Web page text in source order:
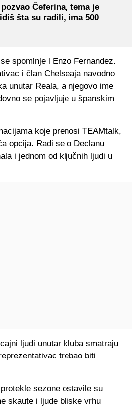
Čeferina, tema je
šta su radili, ima 500
spominje i Enzo Fernandez.
i član Chelseaja navodno
unutar Reala, a njegovo ime
se pojavljuje u španskim
koje prenosi TEAMtalk,
opcija. Radi se o Declanu
i jednom od ključnih ljudi u
ljudi unutar kluba smatraju
trebao biti
sezone ostavile su
skaute i ljude bliske vrhu